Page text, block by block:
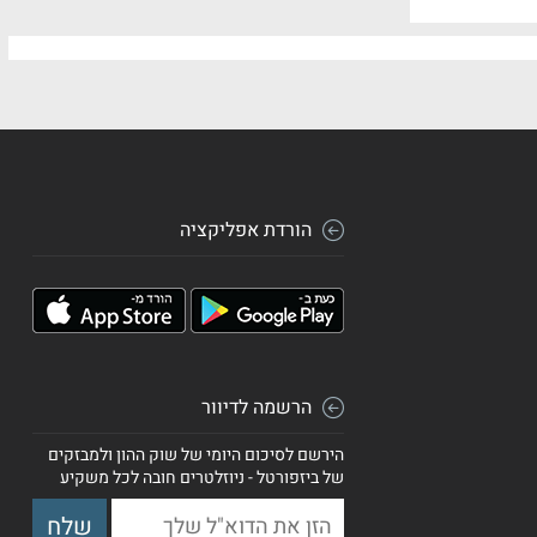
הורדת אפליקציה
הרשמה לדיוור
הירשם לסיכום היומי של שוק ההון ולמבזקים
של ביזפורטל - ניוזלטרים חובה לכל משקיע